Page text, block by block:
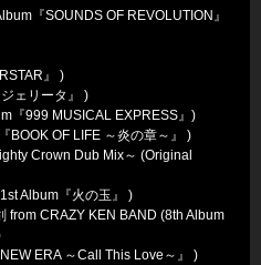
『SOUNDS OF REVOLUTION』
』 )
ェリータ』 )
『999 MUSICAL EXPRESS』)
BOOK OF LIFE ～炎の章～』 )
Crown Dub Mix～ (Original
Album『火の玉』 )
from CRAZY KEN BAND (8th Album
ERA ～Call This Love～』 )